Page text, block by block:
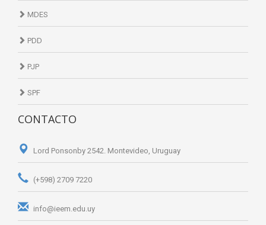
MDES
PDD
PJP
SPF
CONTACTO
Lord Ponsonby 2542. Montevideo, Uruguay
(+598) 2709 7220
info@ieem.edu.uy